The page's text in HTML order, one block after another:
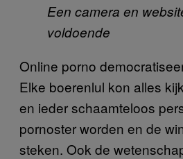
Een camera en
voldoende
Online porno
Elke boerenlul kon alles
en ieder schaamteloos
pornoster worden en de
steken. Ook de